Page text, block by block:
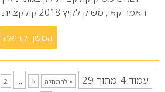
האמריקאי, משיק לקיץ 2018 קולקציית לק בפלטת גווני ניאון!
המשך קריאה
עמוד 4 מתוך 29 « להתחלה «
...
2